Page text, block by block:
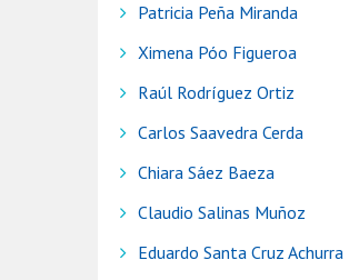
Patricia Peña Miranda
Ximena Póo Figueroa
Raúl Rodríguez Ortiz
Carlos Saavedra Cerda
Chiara Sáez Baeza
Claudio Salinas Muñoz
Eduardo Santa Cruz Achurra